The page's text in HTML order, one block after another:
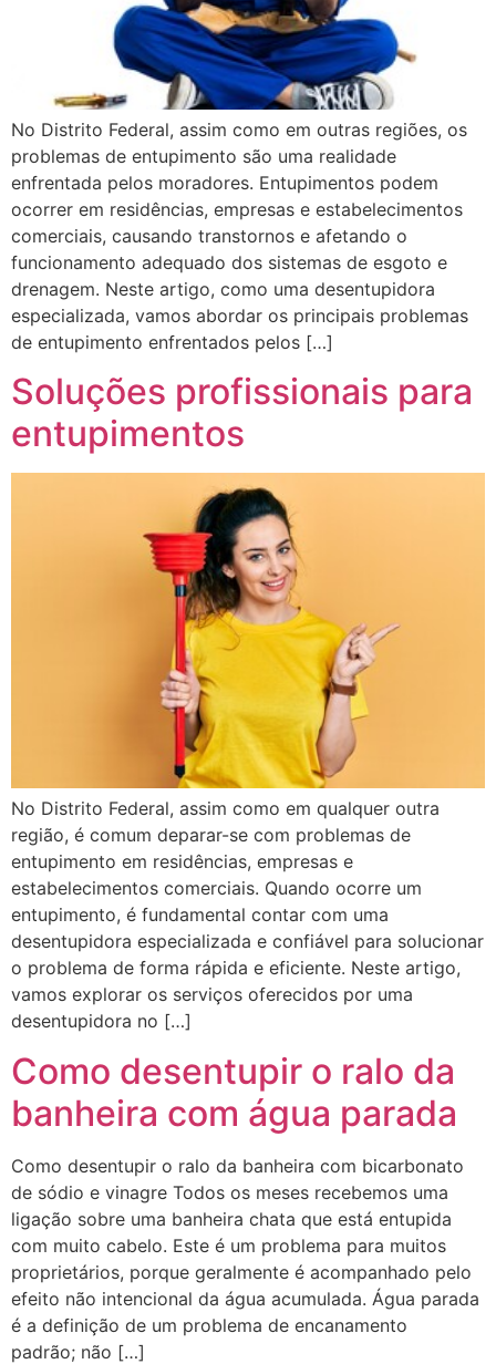
No Distrito Federal, assim como em outras regiões, os
problemas de entupimento são uma realidade
enfrentada pelos moradores. Entupimentos podem
ocorrer em residências, empresas e estabelecimentos
comerciais, causando transtornos e afetando o
funcionamento adequado dos sistemas de esgoto e
drenagem. Neste artigo, como uma desentupidora
especializada, vamos abordar os principais problemas
de entupimento enfrentados pelos […]
Soluções profissionais para
entupimentos
No Distrito Federal, assim como em qualquer outra
região, é comum deparar-se com problemas de
entupimento em residências, empresas e
estabelecimentos comerciais. Quando ocorre um
entupimento, é fundamental contar com uma
desentupidora especializada e confiável para solucionar
o problema de forma rápida e eficiente. Neste artigo,
vamos explorar os serviços oferecidos por uma
desentupidora no […]
Como desentupir o ralo da
banheira com água parada
Como desentupir o ralo da banheira com bicarbonato
de sódio e vinagre Todos os meses recebemos uma
ligação sobre uma banheira chata que está entupida
com muito cabelo. Este é um problema para muitos
proprietários, porque geralmente é acompanhado pelo
efeito não intencional da água acumulada. Água parada
é a definição de um problema de encanamento
padrão; não […]